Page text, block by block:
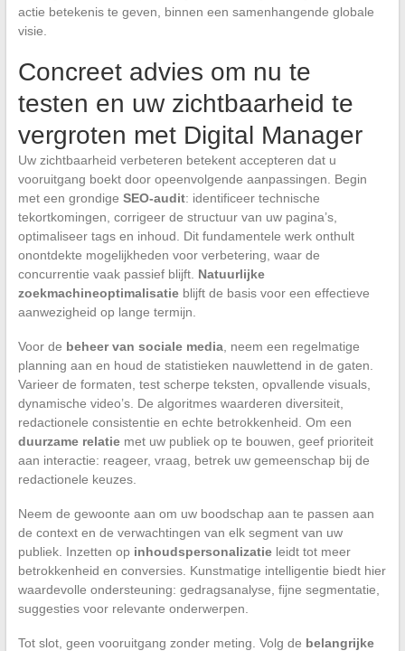
actie betekenis te geven, binnen een samenhangende globale
visie.
Concreet advies om nu te
testen en uw zichtbaarheid te
vergroten met Digital Manager
Uw zichtbaarheid verbeteren betekent accepteren dat u
vooruitgang boekt door opeenvolgende aanpassingen. Begin
met een grondige SEO-audit: identificeer technische
tekortkomingen, corrigeer de structuur van uw pagina’s,
optimaliseer tags en inhoud. Dit fundamentele werk onthult
onontdekte mogelijkheden voor verbetering, waar de
concurrentie vaak passief blijft. Natuurlijke
zoekmachineoptimalisatieblijft de basis voor een effectieve
aanwezigheid op lange termijn.
Voor de beheer van sociale media, neem een regelmatige
planning aan en houd de statistieken nauwlettend in de gaten.
Varieer de formaten, test scherpe teksten, opvallende visuals,
dynamische video’s. De algoritmes waarderen diversiteit,
redactionele consistentie en echte betrokkenheid. Om een
duurzame relatiemet uw publiek op te bouwen, geef prioriteit
aan interactie: reageer, vraag, betrek uw gemeenschap bij de
redactionele keuzes.
Neem de gewoonte aan om uw boodschap aan te passen aan
de context en de verwachtingen van elk segment van uw
publiek. Inzetten op inhoudspersonalizatieleidt tot meer
betrokkenheid en conversies. Kunstmatige intelligentie biedt hier
waardevolle ondersteuning: gedragsanalyse, fijne segmentatie,
suggesties voor relevante onderwerpen.
Tot slot, geen vooruitgang zonder meting. Volg de belangrijke